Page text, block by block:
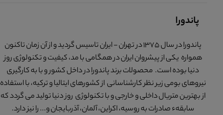
پاندورا
پاندورا در سال 1375 در تهران - ایران تاسیس گردید و از آن زمان تاکنون
همواره یکی از پیشروان ایران در همگامی با مد، کیفیت و تکنولوژی روز
دنیا بوده است. محصولات برند پاندورا در داخل کشور و با به کارگیری
نیروهای بومی زیر نظر کارشناسانی از کشورهای ایتالیا و ترکیه، با استفاده
از بهترین متریال داخلی و خارجی و با تکنولوژی روز دنیا تولید می گردد که
سابقهء صادرات به روسیه، اکراین، آلمان، آذربایجان و... را نیز دارد.